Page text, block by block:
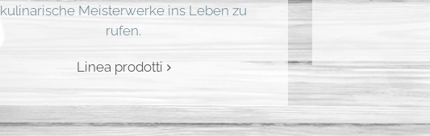
kulinarische Meisterwerke ins Leben zu
rufen.
Linea prodotti